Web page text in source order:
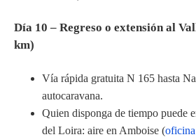
Día 10 – Regreso o extensión al
km)
Vía rápida gratuita N 165 hasta
autocaravana.
Quien disponga de tiempo puede
del Loira: aire en Amboise (